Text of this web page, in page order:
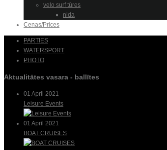
velo surf tūres
nida
Cenas/Prices
PARTIES
WATERSPORT
PHOTO
Aktualitātes vasara - ballītes
01 April 2021
Leisure Events
01 April 2021
BOAT CRUISES